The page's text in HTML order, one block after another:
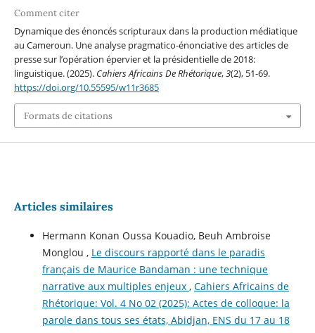
Comment citer
Dynamique des énoncés scripturaux dans la production médiatique
au Cameroun. Une analyse pragmatico-énonciative des articles de
presse sur l’opération épervier et la présidentielle de 2018:
linguistique. (2025). Cahiers Africains De Rhétorique,3(2), 51-69.
https://doi.org/10.55595/w11r3685
Formats de citations
Articles similaires
Hermann Konan Oussa Kouadio, Beuh Ambroise
Monglou , Le discours rapporté dans le paradis
français de Maurice Bandaman : une technique
narrative aux multiples enjeux , Cahiers Africains de
Rhétorique: Vol. 4 No 02 (2025): Actes de colloque: la
parole dans tous ses états, Abidjan, ENS du 17 au 18